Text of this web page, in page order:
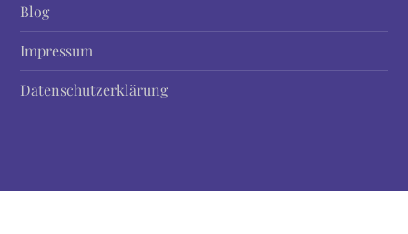
Blog
Impressum
Datenschutzerklärung